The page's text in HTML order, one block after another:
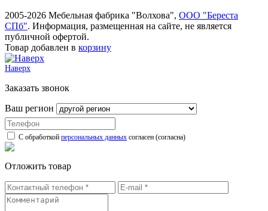
2005-2026 Мебельная фабрика "Волхова", ООО "Береста
СПб". Информация, размещенная на сайте, не является
публичной офертой.
Товар добавлен в корзину
Наверх
Заказать звонок
Ваш регион
С обработкой персональных данных согласен (согласна)
Отложить товар